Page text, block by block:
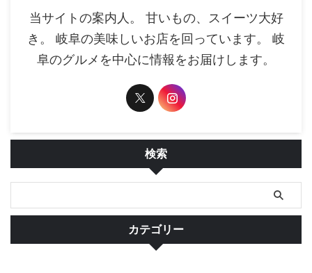
当サイトの案内人。 甘いもの、スイーツ大好
き。 岐阜の美味しいお店を回っています。 岐
阜のグルメを中心に情報をお届けします。
検索
カテゴリー